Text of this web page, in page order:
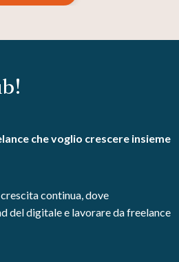
che voglio crescere insieme
continua, dove
del digitale e lavorare da freelance